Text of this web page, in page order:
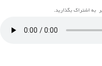
به اشتراک بگذارید.